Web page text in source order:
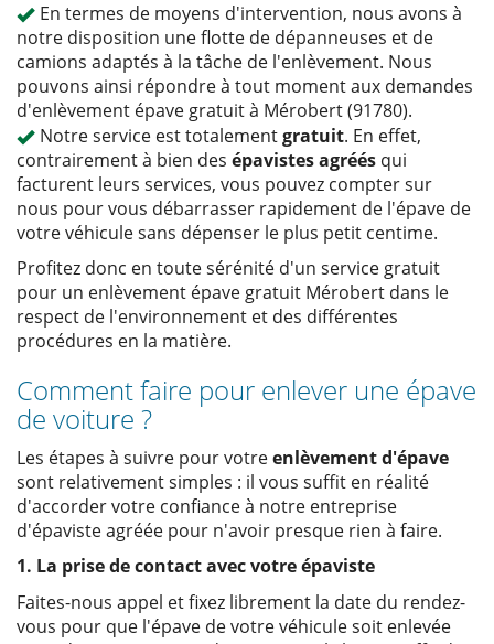
En termes de moyens d'intervention, nous avons à
notre disposition une flotte de dépanneuses et de
camions adaptés à la tâche de l'enlèvement. Nous
pouvons ainsi répondre à tout moment aux demandes
d'enlèvement épave gratuit à Mérobert (91780).
Notre service est totalementgratuit. En effet,
contrairement à bien des épavistes agréés qui
facturent leurs services, vous pouvez compter sur
nous pour vous débarrasser rapidement de l'épave de
votre véhicule sans dépenser le plus petit centime.
Profitez donc en toute sérénité d'un service gratuit
pour un enlèvement épave gratuit Mérobert dans le
respect de l'environnement et des différentes
procédures en la matière.
Comment faire pour enlever une épave
de voiture ?
Les étapes à suivre pour votreenlèvement d'épave
sont relativement simples : il vous suffit en réalité
d'accorder votre confiance à notre entreprise
d'épaviste agréée pour n'avoir presque rien à faire.
1. La prise de contact avec votre épaviste
Faites-nous appel et fixez librement la date du rendez-
vous pour que l'épave de votre véhicule soit enlevée